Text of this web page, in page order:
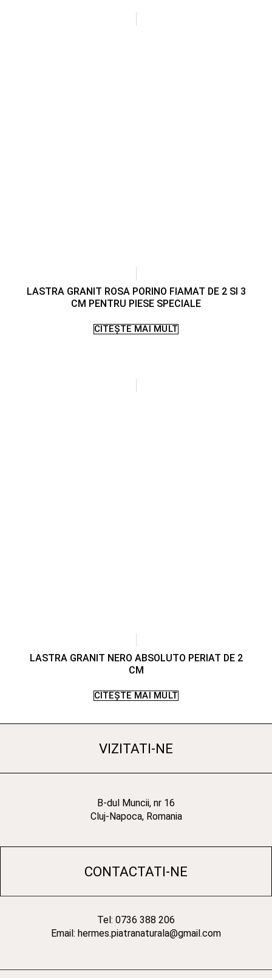
LASTRA GRANIT ROSA PORINO FIAMAT DE 2 SI 3
CM PENTRU PIESE SPECIALE
CITEȘTE MAI MULT
LASTRA GRANIT NERO ABSOLUTO PERIAT DE 2
CM
CITEȘTE MAI MULT
VIZITATI-NE
B-dul Muncii, nr 16
Cluj-Napoca, Romania
CONTACTATI-NE
Tel: 0736 388 206
Email: hermes.piatranaturala@gmail.com